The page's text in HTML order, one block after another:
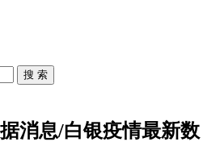
搜 索
消息/白银疫情最新数